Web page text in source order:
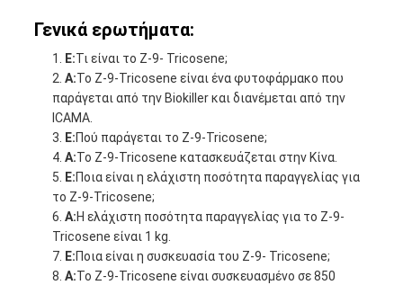
Γενικά ερωτήματα:
Ε:Τι είναι το Z-9- Tricosene;
Α:Το Z-9-Tricosene είναι ένα φυτοφάρμακο που
παράγεται από την Biokiller και διανέμεται από την
ICAMA.
Ε:Πού παράγεται το Z-9-Tricosene;
Α:Το Z-9-Tricosene κατασκευάζεται στην Κίνα.
Ε:Ποια είναι η ελάχιστη ποσότητα παραγγελίας για
το Z-9-Tricosene;
Α:Η ελάχιστη ποσότητα παραγγελίας για το Z-9-
Tricosene είναι 1 kg.
Ε:Ποια είναι η συσκευασία του Z-9- Tricosene;
Α:Το Z-9-Tricosene είναι συσκευασμένο σε 850